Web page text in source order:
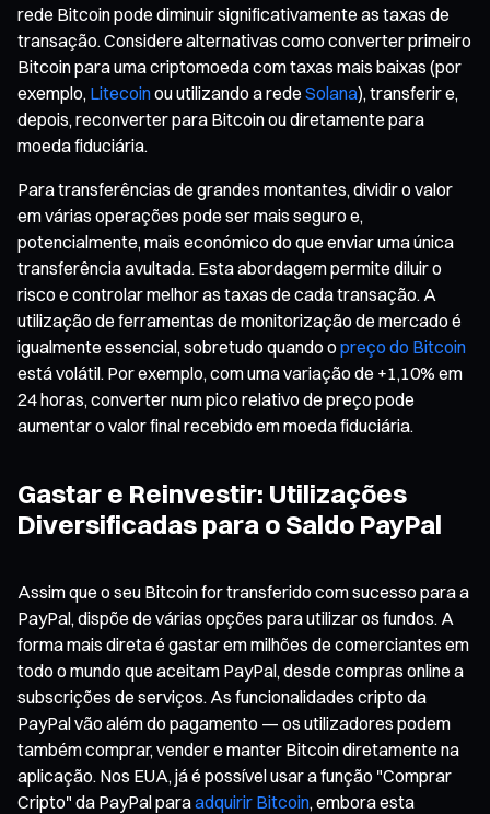
rede Bitcoin pode diminuir significativamente as taxas de
transação. Considere alternativas como converter primeiro
Bitcoin para uma criptomoeda com taxas mais baixas (por
exemplo, Litecoinou utilizando a rede Solana), transferir e,
depois, reconverter para Bitcoin ou diretamente para
moeda fiduciária.
Para transferências de grandes montantes, dividir o valor
em várias operações pode ser mais seguro e,
potencialmente, mais económico do que enviar uma única
transferência avultada. Esta abordagem permite diluir o
risco e controlar melhor as taxas de cada transação. A
utilização de ferramentas de monitorização de mercado é
igualmente essencial, sobretudo quando opreço do Bitcoin
está volátil. Por exemplo, com uma variação de +1,10% em
24 horas, converter num pico relativo de preço pode
aumentar o valor final recebido em moeda fiduciária.
Gastar e Reinvestir: Utilizações
Diversificadas para o Saldo PayPal
Assim que o seu Bitcoin for transferido com sucesso para a
PayPal, dispõe de várias opções para utilizar os fundos. A
forma mais direta é gastar em milhões de comerciantes em
todo o mundo que aceitam PayPal, desde compras online a
subscrições de serviços. As funcionalidades cripto da
PayPal vão além do pagamento — os utilizadores podem
também comprar, vender e manter Bitcoin diretamente na
aplicação. Nos EUA, já é possível usar a função "Comprar
Cripto" da PayPal paraadquirir Bitcoin, embora esta